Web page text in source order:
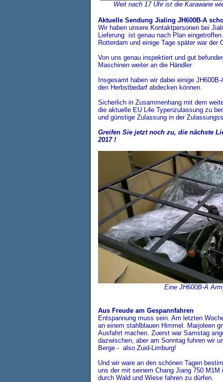
Weit nach 17 Uhr ist die Karawane
Aktuelle Sendung Jialing JH600B-A
Wir haben unsere Kontaktpersonen bei
Lieferung ist genau nach Plan
Rotterdam und einige Tage später war der
Von uns genau inspektiert und gut
Maschinen weiter an die Händler.
Insgesamt haben wir dabei einige
den Herbstbedarf abdecken können.
Sicherlich in Zusammenhang mit dem
die aktuelle EU L4e Typenzulassung zu
und günstige Zulassung in der
Greifen Sie jetzt noch zu, die nächste
2017 !
Eine JH600B-A
Aus Freude am Gespannfahren
Entspannung muss sein. Am letzten
an einem stahlblauen Himmel. Marjoleen
Ausfahrt machen. Zuerst war Samstag
dazwischen, aber am Sonntag fuhren wir
Berge - also Zuid-Limburg!
Und wir ware an den schönen Tagen
uns der mit seinem Chang Jiang 750
durch Wald und Wiese fahren zu dürfen.